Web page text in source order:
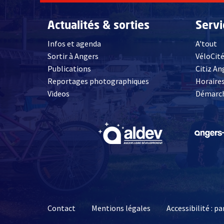
Actualités & sorties
Infos et agenda
Sortir à Angers
Publications
Reportages photographiques
Videos, Ouvre une nouvelle fenêtre
A'tout
VéloCité
Citiz
, Ouvre une
Contact Mentions légales Accessibilité :